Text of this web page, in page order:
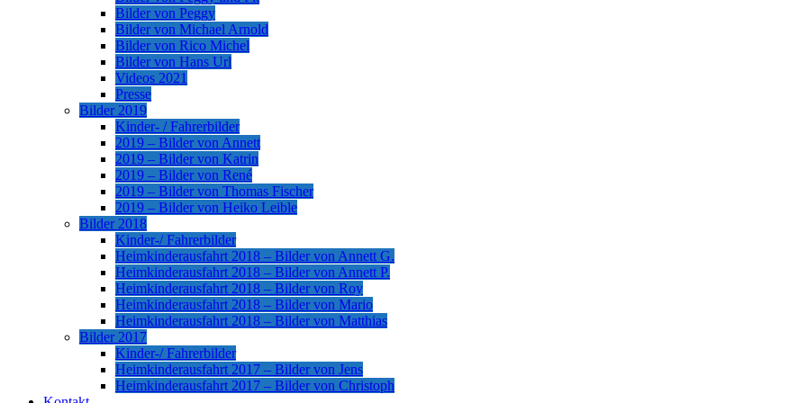
Bilder von Peggy
Bilder von Michael Arnold
Bilder von Rico Michel
Bilder von Hans Url
Videos 2021
Presse
Bilder 2019
Kinder- / Fahrerbilder
2019 – Bilder von Annett
2019 – Bilder von Katrin
2019 – Bilder von René
2019 – Bilder von Thomas Fischer
2019 – Bilder von Heiko Leible
Bilder 2018
Kinder-/ Fahrerbilder
Heimkinderausfahrt 2018 – Bilder von Annett G.
Heimkinderausfahrt 2018 – Bilder von Annett P.
Heimkinderausfahrt 2018 – Bilder von Roy
Heimkinderausfahrt 2018 – Bilder von Mario
Heimkinderausfahrt 2018 – Bilder von Matthias
Bilder 2017
Kinder-/ Fahrerbilder
Heimkinderausfahrt 2017 – Bilder von Jens
Heimkinderausfahrt 2017 – Bilder von Christoph